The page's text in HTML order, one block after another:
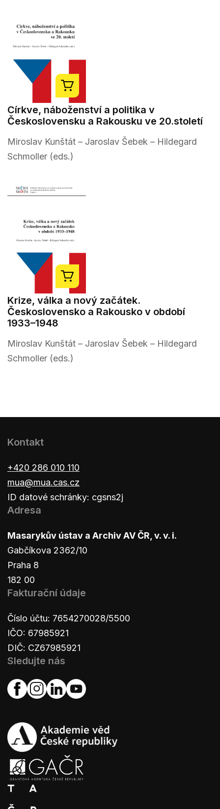
Církve, náboženství a politika v
Československu a Rakousku ve 20.století
Miroslav Kunštát – Jaroslav Šebek – Hildegard
Schmoller (eds.)
Krize, válka a nový začátek.
Československo a Rakousko v období
1933–1948
Miroslav Kunštát – Jaroslav Šebek – Hildegard
Schmoller (eds.)
Kontakt
+420 286 010 110
mua@mua.cas.cz
ID datové schránky: cgsns2j
Adresa
Masarykův ústav a Archiv AV ČR, v. v. i.
Gabčíkova 2362/10
Praha 8
182 00
Fakturační údaje
Číslo účtu: 7654270028/5500
IČO: 67985921
DIČ: CZ67985921
Sledujte nás